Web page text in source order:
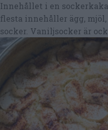
Innehållet i en
flesta innehåller ägg,
socker. Vaniljsocker är